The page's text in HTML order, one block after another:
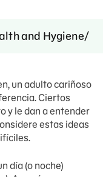
and Hygiene
un adulto cariñoso
Ciertos
y le dan a entender
estas ideas
día (o noche)